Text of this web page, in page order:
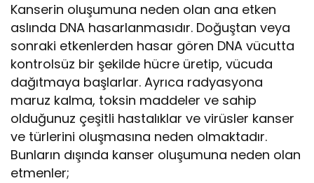
Kanserin oluşumuna neden olan ana etken
aslında DNA hasarlanmasıdır. Doğuştan veya
sonraki etkenlerden hasar gören DNA vücutta
kontrolsüz bir şekilde hücre üretip, vücuda
dağıtmaya başlarlar. Ayrıca radyasyona
maruz kalma, toksin maddeler ve sahip
olduğunuz çeşitli hastalıklar ve virüsler kanser
ve türlerini oluşmasına neden olmaktadır.
Bunların dışında kanser oluşumuna neden olan
etmenler;